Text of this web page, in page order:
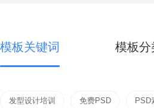
模板关键词 模板分
发型设计培训 免费PSD PSD